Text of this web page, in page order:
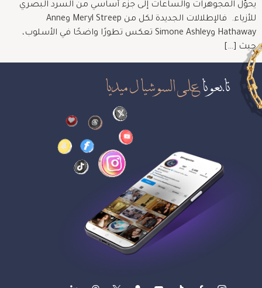
يحوّل المجوهرات والساعات إلى جزء أساسي من السرد البصري
للأزياء. فالإطلالات الجديدة لكل من Meryl Streep وAnne
Hathaway وSimone Ashley تعكس تطورًا واضحًا في الأسلوب،
حيث […]
تابعوناعلى السوشيال ميديا